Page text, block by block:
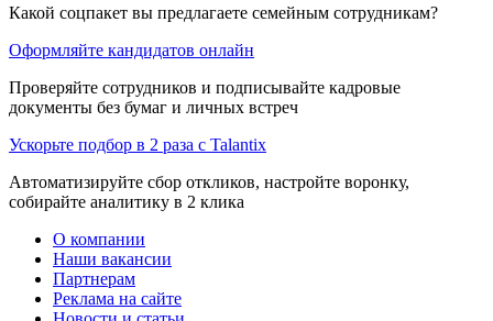
Какой соцпакет вы предлагаете семейным сотрудникам?
Оформляйте кандидатов онлайн
Проверяйте сотрудников и подписывайте кадровые
документы без бумаг и личных встреч
Ускорьте подбор в 2 раза с Talantix
Автоматизируйте сбор откликов, настройте воронку,
собирайте аналитику в 2 клика
О компании
Наши вакансии
Партнерам
Реклама на сайте